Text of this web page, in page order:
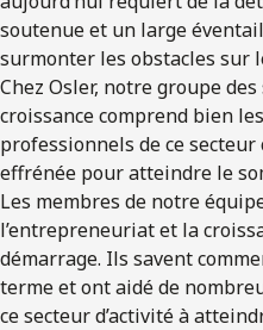
soutenue et un large
surmonter les obstacles sur
Chez Osler, notre groupe
croissance comprend bien
professionnels de ce
effrénée pour atteindre le
Les membres de notre
l’entrepreneuriat et la
démarrage. Ils savent
terme et ont aidé de
ce secteur d’activité à